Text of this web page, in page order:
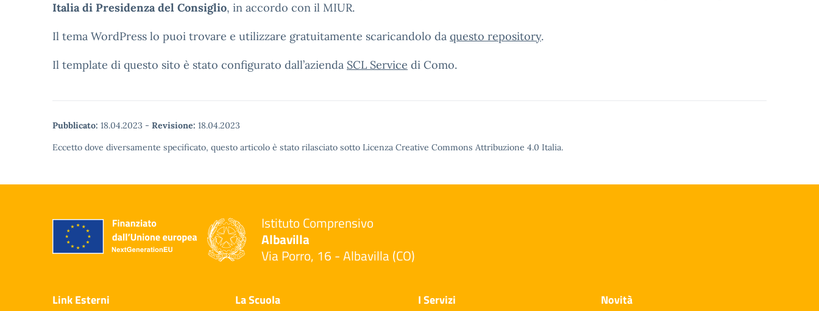
Italia di Presidenza del Consiglio, in accordo con il MIUR.
Il tema WordPress lo puoi trovare e utilizzare gratuitamente scaricandolo da questo repository.
Il template di questo sito è stato configurato dall’azienda SCL Service di Como.
Pubblicato: 18.04.2023 - Revisione: 18.04.2023
Eccetto dove diversamente specificato, questo articolo è stato rilasciato sotto Licenza Creative Commons Attribuzione 4.0 Italia.
Istituto Comprensivo
Albavilla
Via Porro, 16 - Albavilla (CO)
Link Esterni La Scuola I Servizi Novità